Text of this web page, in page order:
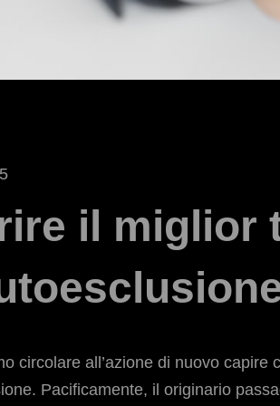
il miglior
circolare all’azione di nuovo capire
Pacificamente, il originario